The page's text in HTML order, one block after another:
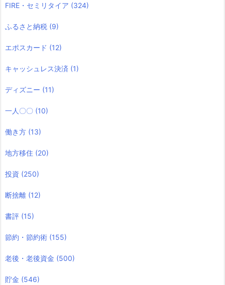
FIRE・セミリタイア (324)
ふるさと納税 (9)
エポスカード (12)
キャッシュレス決済 (1)
ディズニー (11)
一人〇〇 (10)
働き方 (13)
地方移住 (20)
投資 (250)
断捨離 (12)
書評 (15)
節約・節約術 (155)
老後・老後資金 (500)
貯金 (546)